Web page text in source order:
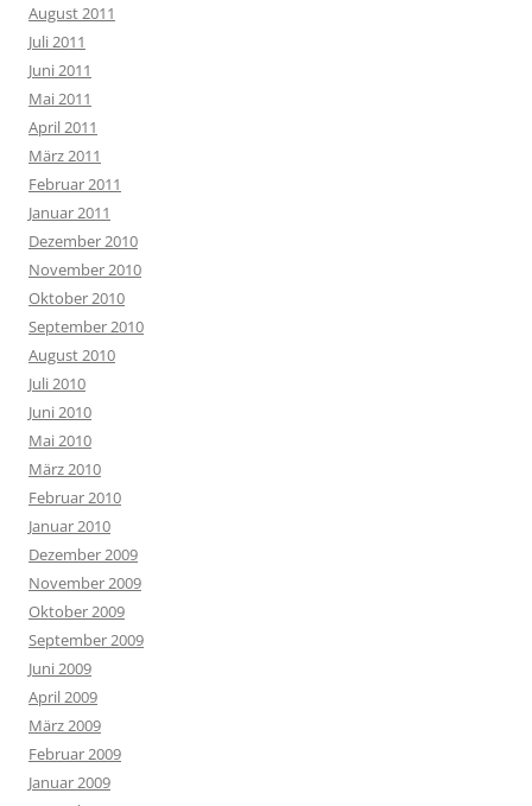
August 2011
Juli 2011
Juni 2011
Mai 2011
April 2011
März 2011
Februar 2011
Januar 2011
Dezember 2010
November 2010
Oktober 2010
September 2010
August 2010
Juli 2010
Juni 2010
Mai 2010
März 2010
Februar 2010
Januar 2010
Dezember 2009
November 2009
Oktober 2009
September 2009
Juni 2009
April 2009
März 2009
Februar 2009
Januar 2009